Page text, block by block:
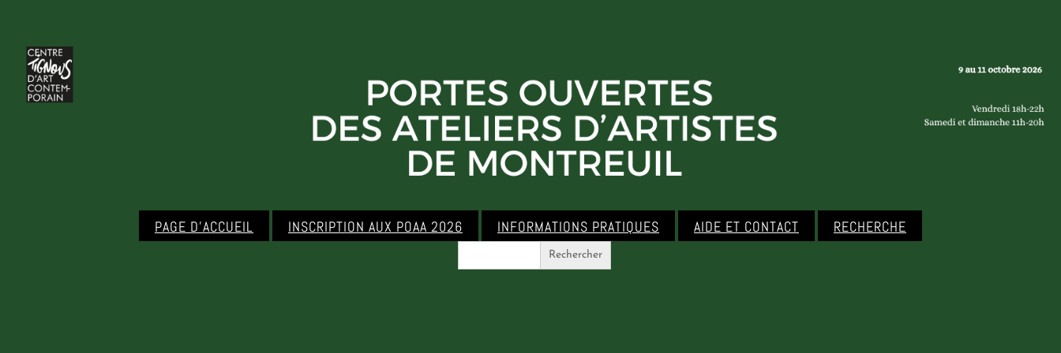
PAGE D’ACCUEIL INSCRIPTION AUX POAA 2026 INFORMATIONS PRATIQUES AIDE ET CONTACT RECHERCHE
Search